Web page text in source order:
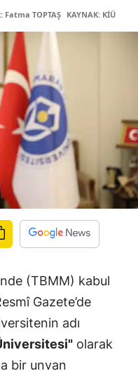
Fatma TOPTAŞ KAYNAK: KİÜ
(TBMM) kabul
Gazete’de
adı
olarak
bir unvan